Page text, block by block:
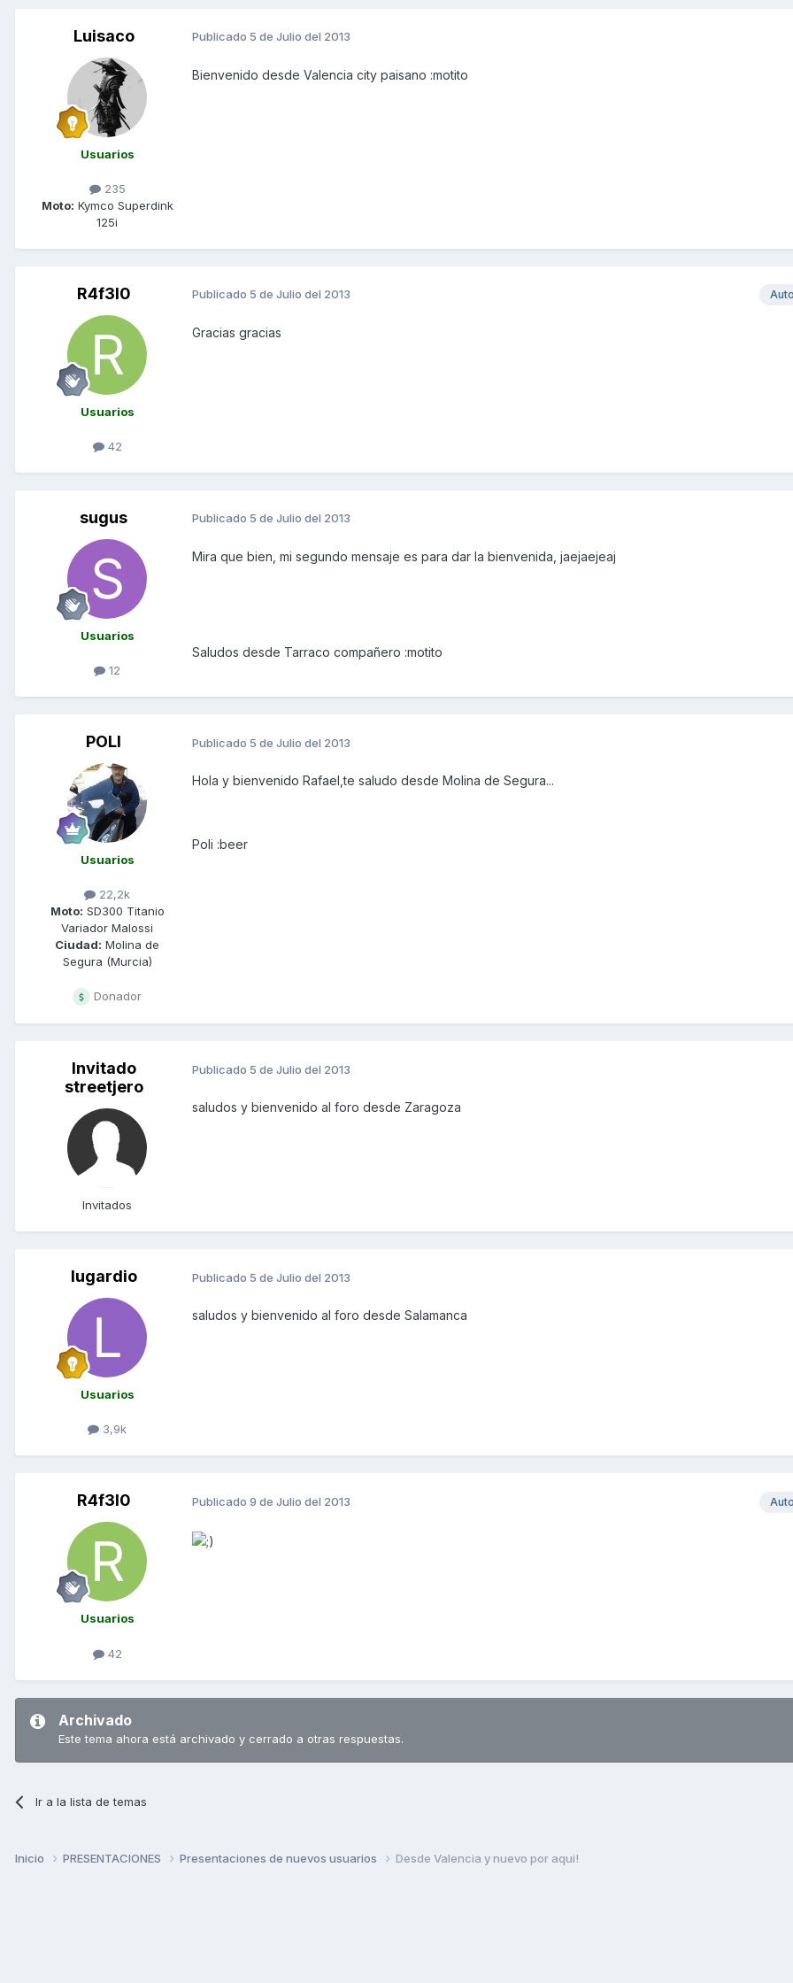
Luisaco
Usuarios
235
Moto: Kymco Superdink
125i
Publicado 5 de Julio del 2013
Bienvenido desde Valencia city paisano :motito
R4f3l0
Usuarios
42
Publicado 5 de Julio del 2013
Gracias gracias
sugus
Usuarios
12
Publicado 5 de Julio del 2013
Mira que bien, mi segundo mensaje es para dar la bienvenida, jaejaejeaj
Saludos desde Tarraco compañero :motito
POLI
Usuarios
22,2k
Moto: SD300 Titanio
Variador Malossi
Ciudad: Molina de
Segura (Murcia)
Donador
Publicado 5 de Julio del 2013
Hola y bienvenido Rafael,te saludo desde Molina de Segura...
Poli :beer
Invitado
streetjero
Invitados
Publicado 5 de Julio del 2013
saludos y bienvenido al foro desde Zaragoza
lugardio
Usuarios
3,9k
Publicado 5 de Julio del 2013
saludos y bienvenido al foro desde Salamanca
R4f3l0
Usuarios
42
Publicado 9 de Julio del 2013
Archivado
Este tema ahora está archivado y cerrado a otras respuestas.
Ir a la lista de temas
Inicio PRESENTACIONES Presentaciones de nuevos usuarios Desde Valencia y nuevo por aqui!